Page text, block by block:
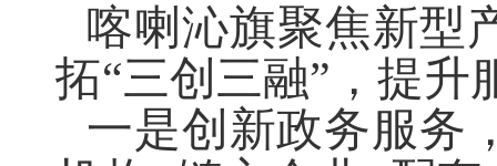
喀喇沁旗聚焦新型
拓“三创三融”，提升
一是创新政务服务